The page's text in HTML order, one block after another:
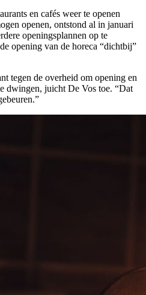
en cafés weer te openen
openen, ontstond al in januari
openingsplannen op te
opening van de horeca “dichtbij”
tegen de overheid om opening en
dwingen, juicht De Vos toe. “Dat